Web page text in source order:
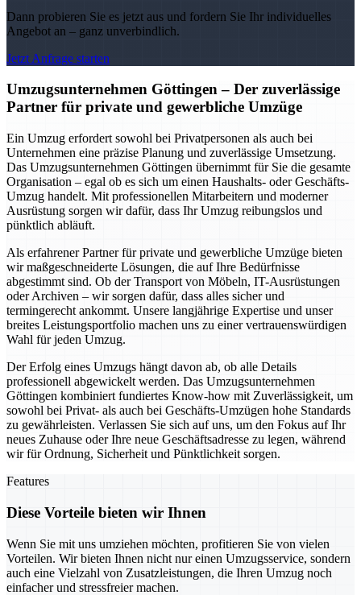
Dann probieren Sie es jetzt aus und fordern Sie Ihr individuelles
Angebot an – ganz unverbindlich.
Jetzt Anfrage starten
Umzugsunternehmen Göttingen – Der zuverlässige
Partner für private und gewerbliche Umzüge
Ein Umzug erfordert sowohl bei Privatpersonen als auch bei
Unternehmen eine präzise Planung und zuverlässige Umsetzung.
Das Umzugsunternehmen Göttingen übernimmt für Sie die gesamte
Organisation – egal ob es sich um einen Haushalts- oder Geschäfts-
Umzug handelt. Mit professionellen Mitarbeitern und moderner
Ausrüstung sorgen wir dafür, dass Ihr Umzug reibungslos und
pünktlich abläuft.
Als erfahrener Partner für private und gewerbliche Umzüge bieten
wir maßgeschneiderte Lösungen, die auf Ihre Bedürfnisse
abgestimmt sind. Ob der Transport von Möbeln, IT-Ausrüstungen
oder Archiven – wir sorgen dafür, dass alles sicher und
termingerecht ankommt. Unsere langjährige Expertise und unser
breites Leistungsportfolio machen uns zu einer vertrauenswürdigen
Wahl für jeden Umzug.
Der Erfolg eines Umzugs hängt davon ab, ob alle Details
professionell abgewickelt werden. Das Umzugsunternehmen
Göttingen kombiniert fundiertes Know-how mit Zuverlässigkeit, um
sowohl bei Privat- als auch bei Geschäfts-Umzügen hohe Standards
zu gewährleisten. Verlassen Sie sich auf uns, um den Fokus auf Ihr
neues Zuhause oder Ihre neue Geschäftsadresse zu legen, während
wir für Ordnung, Sicherheit und Pünktlichkeit sorgen.
Features
Diese Vorteile bieten wir Ihnen
Wenn Sie mit uns umziehen möchten, profitieren Sie von vielen
Vorteilen. Wir bieten Ihnen nicht nur einen Umzugsservice, sondern
auch eine Vielzahl von Zusatzleistungen, die Ihren Umzug noch
einfacher und stressfreier machen.